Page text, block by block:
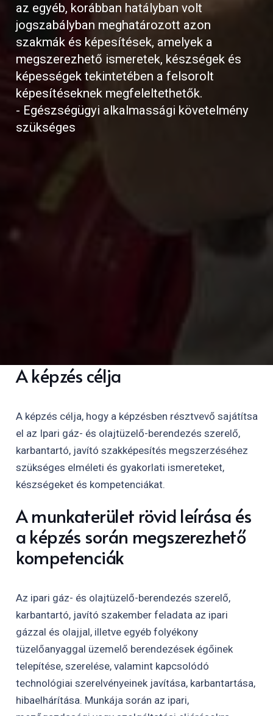
az egyéb, korábban hatályban volt
jogszabályban meghatározott azon
szakmák és képesítések, amelyek a
megszerezhető ismeretek, készségek és
képességek tekintetében a felsorolt
képesítéseknek megfeleltethetők.
- Egészségügyi alkalmassági követelmény
szükséges
A képzés célja
A képzés célja, hogy a képzésben résztvevő sajátítsa
el az Ipari gáz- és olajtüzelő-berendezés szerelő,
karbantartó, javító szakképesítés megszerzéséhez
szükséges elméleti és gyakorlati ismereteket,
készségeket és kompetenciákat.
A munkaterület rövid leírása és
a képzés során megszerezhető
kompetenciák
Az ipari gáz- és olajtüzelő-berendezés szerelő,
karbantartó, javító szakember feladata az ipari
gázzal és olajjal, illetve egyéb folyékony
tüzelőanyaggal üzemelő berendezések égőinek
telepítése, szerelése, valamint kapcsolódó
technológiai szerelvényeinek javítása, karbantartása,
hibaelhárítása. Munkája során az ipari,